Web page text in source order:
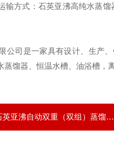
方式：石英亚沸高纯水蒸馏
司是一家具有设计、生产、
蒸馏器、恒温水槽、油浴槽，
亚沸自动双重（双组）蒸馏水器